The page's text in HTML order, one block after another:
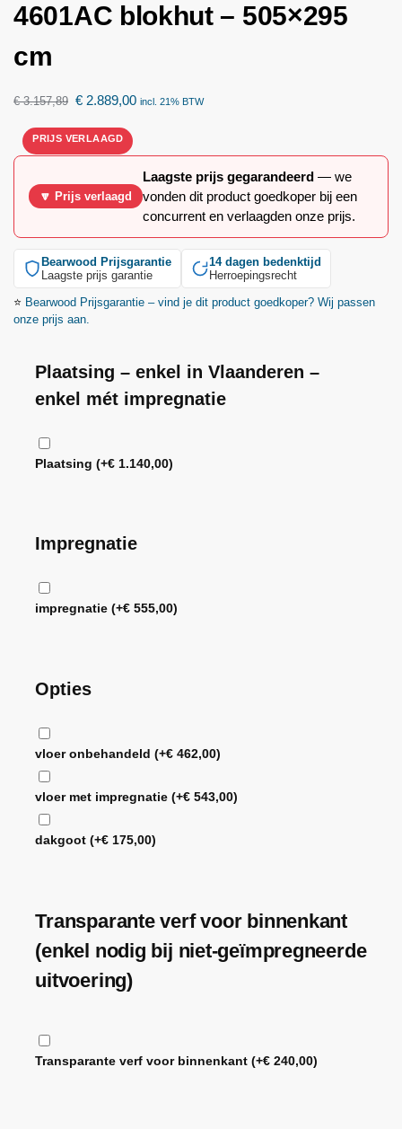
4601AC blokhut – 505×295
cm
€3.157,89 € 2.889,00 incl. 21% BTW
🔽 Prijs verlaagd
Laagste prijs gegarandeerd — we
vonden dit product goedkoper bij een
concurrent en verlaagden onze prijs.
Bearwood Prijsgarantie
Laagste prijs garantie
14 dagen bedenktijd
Herroepingsrecht
⭐ Bearwood Prijsgarantie – vind je dit product goedkoper? Wij passen
onze prijs aan.
Plaatsing – enkel in Vlaanderen –
enkel mét impregnatie
Plaatsing(+€ 1.140,00)
Impregnatie
impregnatie(+€ 555,00)
Opties
vloer onbehandeld(+€ 462,00)
vloer met impregnatie(+€ 543,00)
dakgoot(+€ 175,00)
Transparante verf voor binnenkant
(enkel nodig bij niet-geïmpregneerde
uitvoering)
Transparante verf voor binnenkant(+€ 240,00)